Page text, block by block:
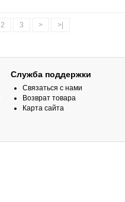
2 3 > >|
Служба поддержки
Связаться с нами
Возврат товара
Карта сайта